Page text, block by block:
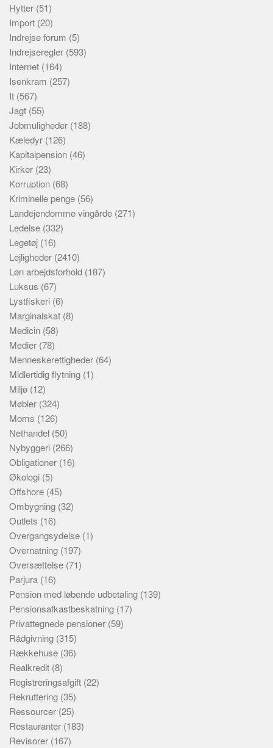
Hytter (51)
Import (20)
Indrejse forum (5)
Indrejseregler (593)
Internet (164)
Isenkram (257)
It (567)
Jagt (55)
Jobmuligheder (188)
Kæledyr (126)
Kapitalpension (46)
Kirker (23)
Korruption (68)
Kriminelle penge (56)
Landejendomme vingårde (271)
Ledelse (332)
Legetøj (16)
Lejligheder (2410)
Løn arbejdsforhold (187)
Luksus (67)
Lystfiskeri (6)
Marginalskat (8)
Medicin (58)
Medier (78)
Menneskerettigheder (64)
Midlertidig flytning (1)
Miljø (12)
Møbler (324)
Moms (126)
Nethandel (50)
Nybyggeri (266)
Obligationer (16)
Økologi (5)
Offshore (45)
Ombygning (32)
Outlets (16)
Overgangsydelse (1)
Overnatning (197)
Oversættelse (71)
Parjura (16)
Pension med løbende udbetaling (139)
Pensionsafkastbeskatning (17)
Privattegnede pensioner (59)
Rådgivning (315)
Rækkehuse (36)
Realkredit (8)
Registreringsafgift (22)
Rekruttering (35)
Ressourcer (25)
Restauranter (183)
Revisorer (167)